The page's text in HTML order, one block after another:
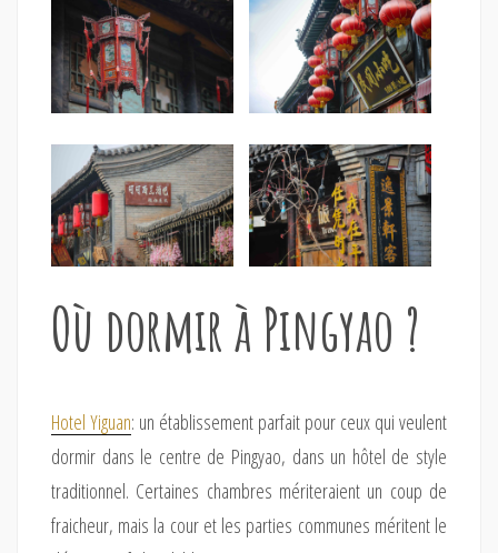
Où dormir à Pingyao ?
Hotel Yiguan: un établissement parfait pour ceux qui veulent
dormir dans le centre de Pingyao, dans un hôtel de style
traditionnel. Certaines chambres mériteraient un coup de
fraicheur, mais la cour et les parties communes méritent le